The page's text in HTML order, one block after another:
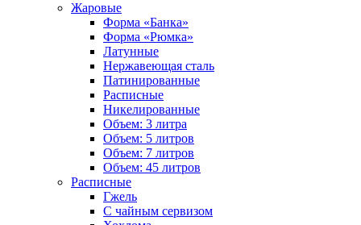
Жаровые
Форма «Банка»
Форма «Рюмка»
Латунные
Нержавеющая сталь
Патинированные
Расписные
Никелированные
Объем: 3 литра
Объем: 5 литров
Объем: 7 литров
Объем: 45 литров
Расписные
Гжель
С чайным сервизом